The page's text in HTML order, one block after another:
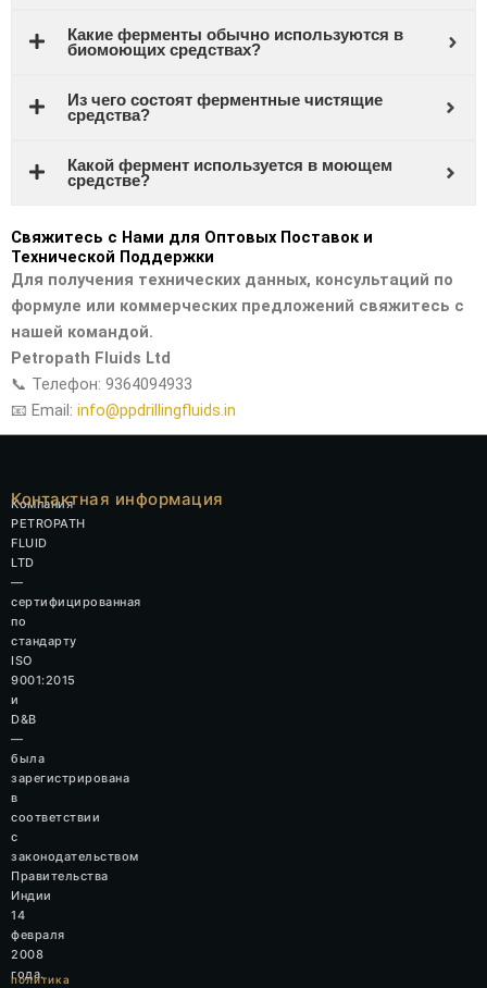
Какие ферменты обычно используются в
биомоющих средствах?
Из чего состоят ферментные чистящие
средства?
Какой фермент используется в моющем
средстве?
Свяжитесь с Нами для Оптовых Поставок и
Технической Поддержки
Для получения технических данных, консультаций по
формуле или коммерческих предложений свяжитесь с
нашей командой.
Petropath Fluids Ltd
📞 Телефон: 9364094933
📧 Email: info@ppdrillingfluids.in
Компания
PETROPATH
FLUID
LTD
—
сертифицированная
по
стандарту
ISO
9001:2015
и
D&B
—
была
зарегистрирована
в
соответствии
с
законодательством
Правительства
Индии
14
февраля
2008
года.
политика
Контактная информация